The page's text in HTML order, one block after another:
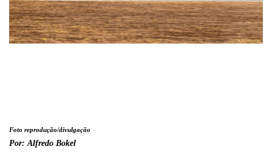
Foto reprodução/divulgação
Por: Alfredo Bokel